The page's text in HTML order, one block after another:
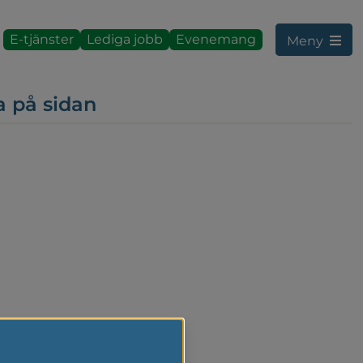
E-tjänster Lediga jobb Evenemang Meny
på sidan